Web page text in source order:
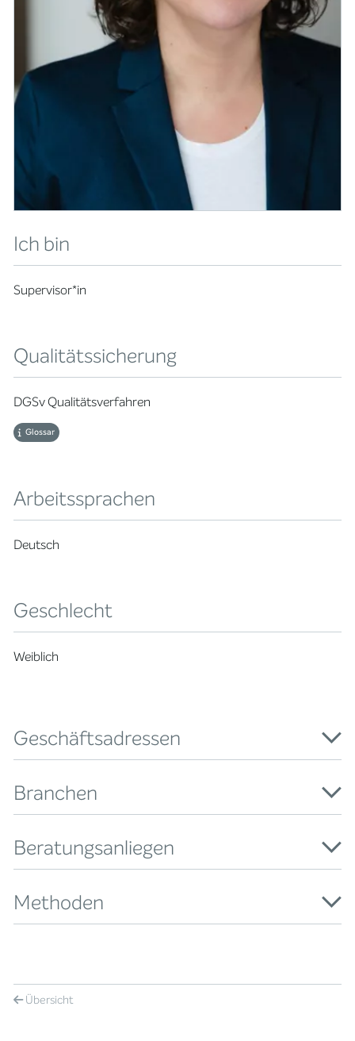
Ich bin
Supervisor*in
Qualitätssicherung
DGSv Qualitätsverfahren
Glossar
Arbeitssprachen
Deutsch
Geschlecht
Weiblich
Geschäftsadressen
Branchen
Beratungsanliegen
Methoden
Übersicht